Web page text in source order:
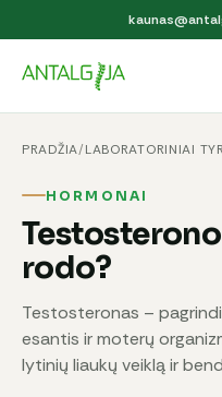
PRADŽIA/LABORATORINIAI
HORMONAI
rodo?
Testosteronas –
esantis ir moterų
lytinių liaukų veiklą ir